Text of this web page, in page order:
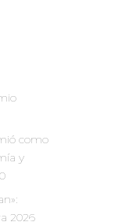
como
y
2026